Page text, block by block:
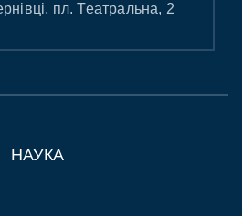
пл. Театральна, 2
НАУКА